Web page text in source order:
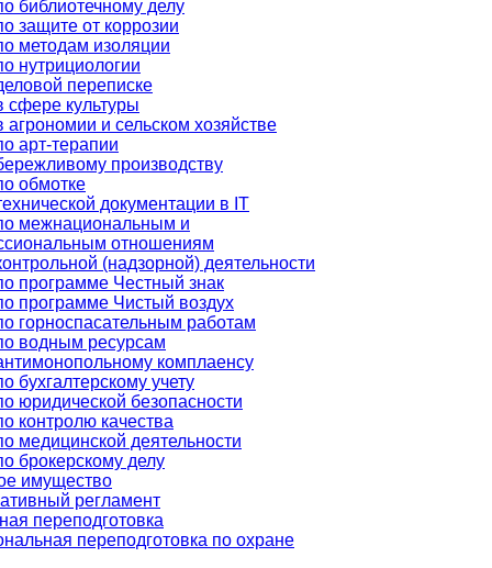
библиотечному делу
защите от коррозии
методам изоляции
нутрициологии
переписке
сфере культуры
агрономии и сельском хозяйстве
арт-терапии
производству
обмотке
документации в IT
межнациональным и
отношениям
(надзорной) деятельности
программе Честный знак
программе Чистый воздух
горноспасательным работам
водным ресурсам
комплаенсу
бухгалтерскому учету
юридической безопасности
контролю качества
медицинской деятельности
брокерскому делу
имущество
регламент
переподготовка
переподготовка по охране